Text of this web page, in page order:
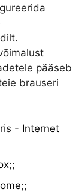
pääseb
brauseri
- Internet
;;
;;